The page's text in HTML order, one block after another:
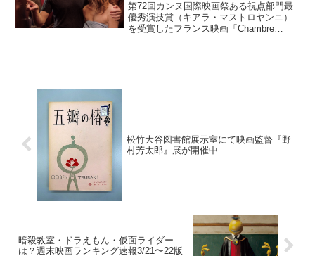
第72回カンヌ国際映画祭ある視点部門最
優秀演技賞（キアラ・マストロヤンニ）
を受賞したフランス映画「Chambre
松竹大谷図書館展示室にて映画監督『野
村芳太郎』展が開催中
暗殺教室・ドラえもん・仮面ライダー
は？週末映画ランキング速報3/21〜22版